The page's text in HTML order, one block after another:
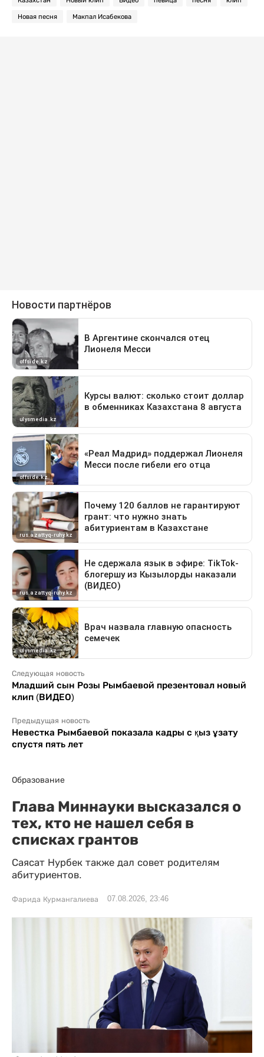
Новая песня Макпал Исабекова
Следующая новость
Младший сын Розы Рымбаевой презентовал новый
клип (ВИДЕО)
Предыдущая новость
Невестка Рымбаевой показала кадры с қыз ұзату
спустя пять лет
Образование
Глава Миннауки высказался о
тех, кто не нашел себя в
списках грантов
Саясат Нурбек также дал совет родителям
абитуриентов.
Фарида Курмангалиева 07.08.2026, 23:46